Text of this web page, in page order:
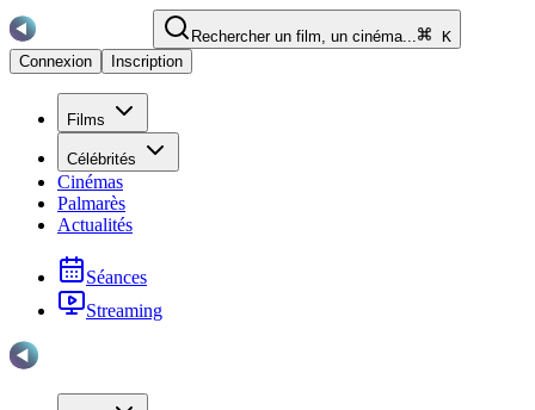
Rechercher un film, un cinéma...
K
Connexion
Inscription
Films
Célébrités
Cinémas
Palmarès
Actualités
Séances
Streaming